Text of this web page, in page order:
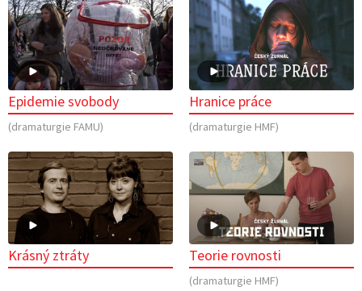
Epidemie svobody
(dramaturgie FAMU)
Hranice práce
(dramaturgie HMF)
Krásný ztráty Teorie rovnosti
(dramaturgie HMF)